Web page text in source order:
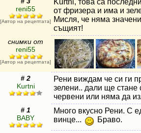
reni55
[Автор на рецептата]
Kurtni, това са
от фризера и има и
Мисля, че няма
същият!
снимки от
reni55
[Автор на рецептата]
# 2
Kurtni
Рени виждам че си ги
зелени.. дали ще стане
червени или няма да
# 1
BABY
Много вкусно Рени. С
винце...
Браво.